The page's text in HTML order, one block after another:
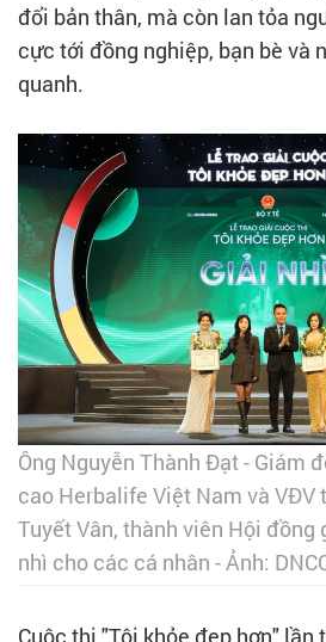
đổi bản thân, mà còn lan tỏa
cực tới đồng nghiệp, bạn bè và
quanh.
Ông Nguyễn Thành Đạt - Giám
cao Herbalife Việt Nam và VĐV
Tuyết Vân, thành viên Hội đồng
nhì cho các cá nhân - Ảnh:
Cuộc thi "Tôi khỏe đẹp hơn" lần